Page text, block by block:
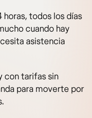
todos los días
cuando hay
asistencia
con tarifas sin
para moverte por